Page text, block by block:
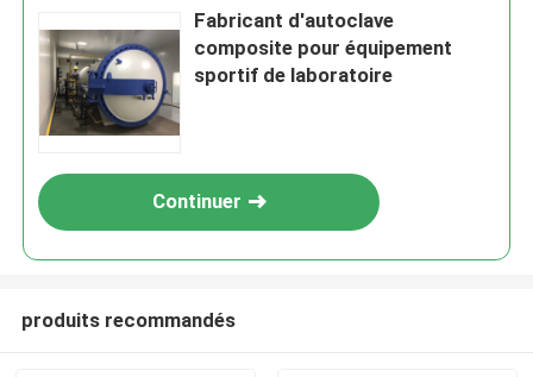
Fabricant d'autoclave
composite pour équipement
sportif de laboratoire
Continuer
produits recommandés